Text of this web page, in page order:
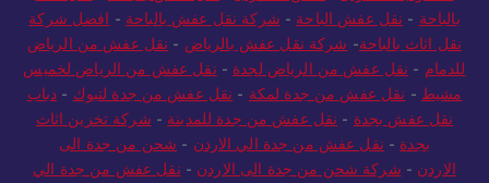
بالباحة - نقل عفش الباحة - شركة نقل عفش بالباحة - افضل شركة
نقل اثاث بالباحة- شركة نقل عفش بالرياض - نقل عفش من الرياض
للدمام - نقل عفش من الرياض لجدة - نقل عفش من الرياض لخميس
مشيط - نقل عفش من جدة لمكة - نقل عفش من جدة لتبوك - دباب
نقل عفش بجدة - نقل عفش من جدة للمدينة - شركة تخزين اثاث
بجدة - نقل عفش من جدة الي الاردن - شحن من جدة الى
الاردن - شركة شحن من جدة الى الاردن - نقل عفش من جدة الي